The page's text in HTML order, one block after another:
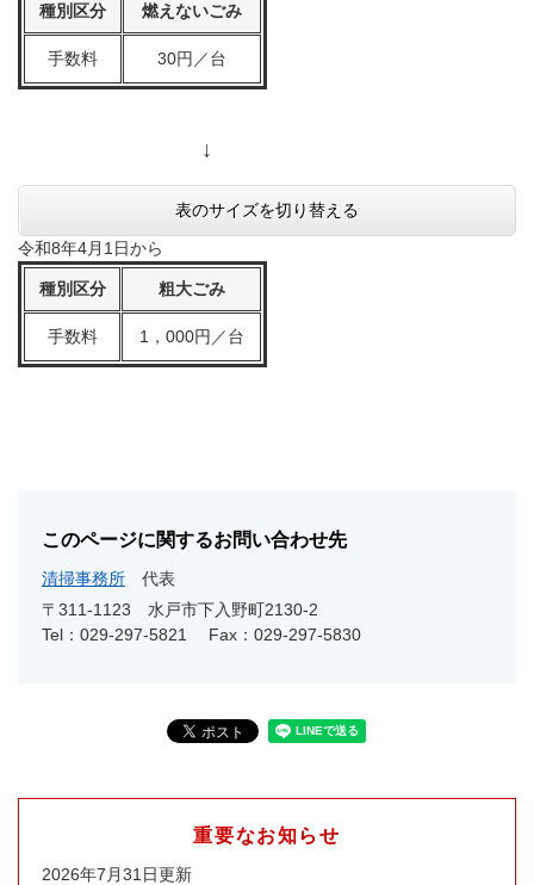
種別区分 燃えないごみ
手数料 30円／台
↓
表のサイズを切り替える
令和8年4月1日から
種別区分 粗大ごみ
手数料 1，000円／台
このページに関するお問い合わせ先
清掃事務所
代表
〒311-1123
水戸市下入野町2130-2
Tel：029-297-5821
Fax：029-297-5830
重要なお知らせ
2026年7月31日更新